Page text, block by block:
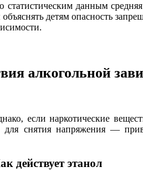
данным
детям опасность
алкогольной
если наркотические
снятия напряжения —
действует этанол